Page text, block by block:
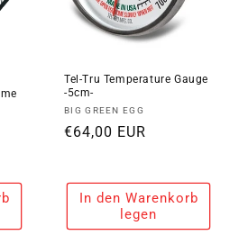
Tel-Tru Temperature Gauge
-5cm-
Anbieter:
BIG GREEN EGG
Normaler
€64,00 EUR
In den Warenkorb
legen